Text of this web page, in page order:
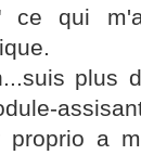
ce qui
plus
proprio a